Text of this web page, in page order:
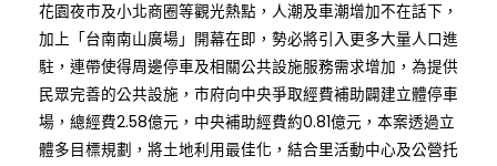
花園夜市及小北商圈等觀光熱點，人潮及車潮增加不在話下，
加上「台南南山廣場」開幕在即，勢必將引入更多大量人口進
駐，連帶使得周邊停車及相關公共設施服務需求增加，為提供
民眾完善的公共設施，市府向中央爭取經費補助闢建立體停車
場，總經費2.58億元，中央補助經費約0.81億元，本案透過立
體多目標規劃，將土地利用最佳化，結合里活動中心及公營托